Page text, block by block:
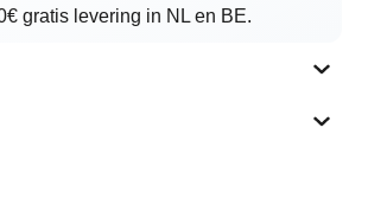
gratis levering in NL en BE.